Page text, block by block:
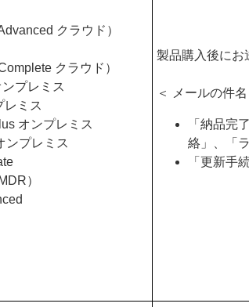
クラウド）
クラウド）
プレミス
レミス
オンプレミス
ンプレミス
）
製品購入後にお
＜ メールの件名
「納品完
絡」、「
「更新手